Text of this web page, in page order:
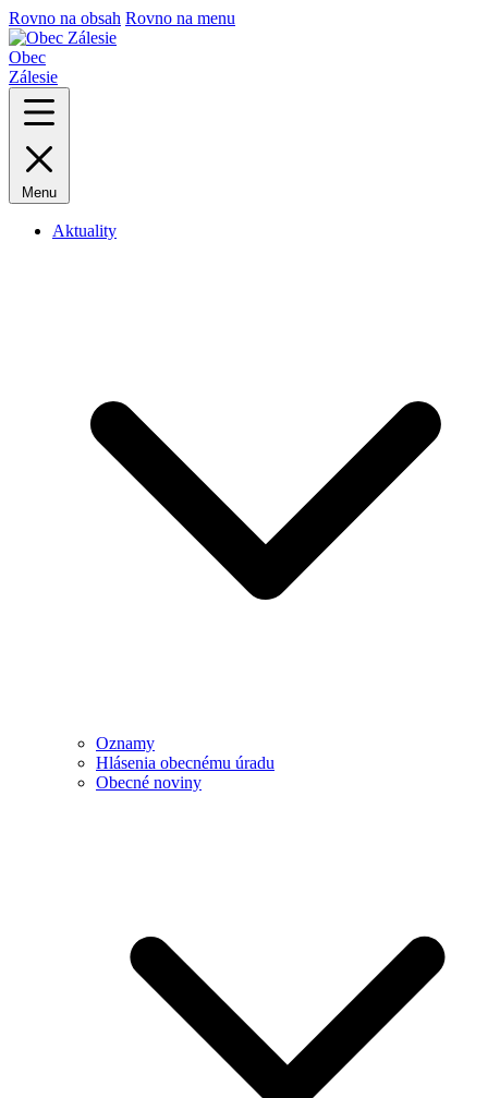
Rovno na obsah Rovno na menu
Obec
Zálesie
Menu
Aktuality
Oznamy
Hlásenia obecnému úradu
Obecné noviny